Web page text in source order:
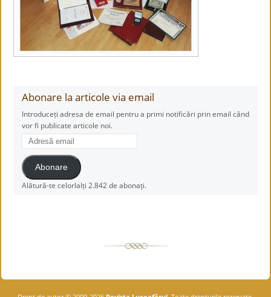
Abonare la articole via email
Introduceți adresa de email pentru a primi notificări prin email când
vor fi publicate articole noi.
Adresă
email
Abonare
Alătură-te celorlalți 2.842 de abonați.